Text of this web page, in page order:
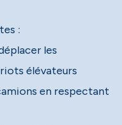
:
les
élévateurs
en respectant